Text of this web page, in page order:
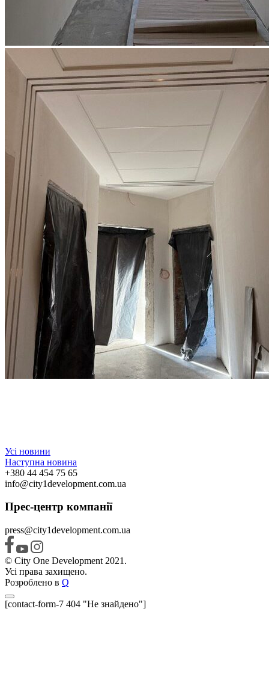
Усі новини
Наступна новина
+380 44 454 75 65
info@city1development.com.ua
Прес-центр компанії
press@city1development.com.ua
© City One Development 2021.
Усі права захищено.
Розроблено в Q
[contact-form-7 404 "Не знайдено"]